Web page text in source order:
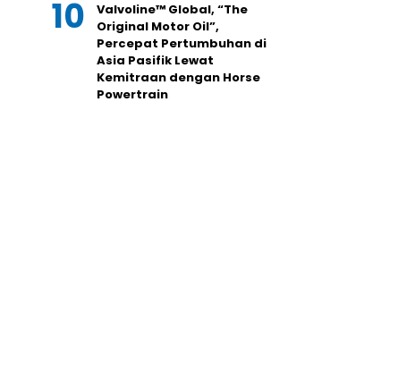
Valvoline™ Global, “The
Original Motor Oil”,
Percepat Pertumbuhan di
Asia Pasifik Lewat
Kemitraan dengan Horse
Powertrain